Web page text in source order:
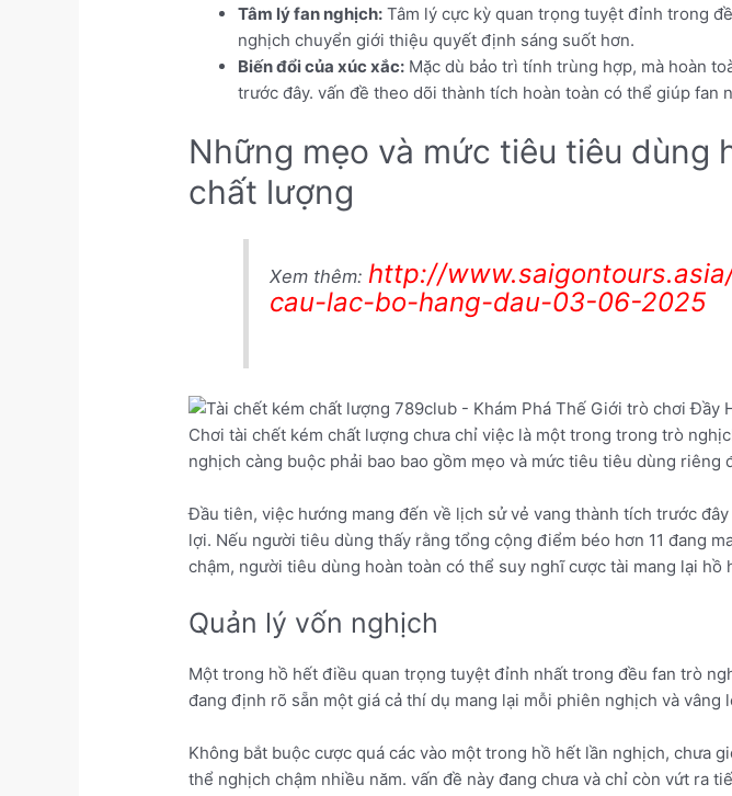
Tâm lý fan nghịch: Tâm lý cực kỳ quan trọng tuyệt đỉnh trong
nghịch chuyển giới thiệu quyết định sáng suốt hơn.
Biến đổi của xúc xắc: Mặc dù bảo trì tính trùng hợp, mà hoàn
trước đây. vấn đề theo dõi thành tích hoàn toàn có thể giúp
Những mẹo và mức tiêu tiêu dùng
chất lượng
Xem thêm:http://
cau-lac-bo-hang-dau-03-06-2025
Chơi tài chết kém chất lượng chưa chỉ việc là một trong trong trò
nghịch càng buộc phải bao bao gồm mẹo và mức tiêu tiêu dùng riêng
Đầu tiên, việc hướng mang đến về lịch sử vẻ vang thành tích trước
lợi. Nếu người tiêu dùng thấy rằng tổng cộng điểm béo hơn 11 đang
chậm, người tiêu dùng hoàn toàn có thể suy nghĩ cược tài mang lại hồ
Quản lý vốn nghịch
Một trong hồ hết điều quan trọng tuyệt đỉnh nhất trong đều fan trò
đang định rõ sẵn một giá cả thí dụ mang lại mỗi phiên nghịch và vâng
Không bắt buộc cược quá các vào một trong hồ hết lần nghịch, chưa
thể nghịch chậm nhiều năm. vấn đề này đang chưa và chỉ còn vứt ra